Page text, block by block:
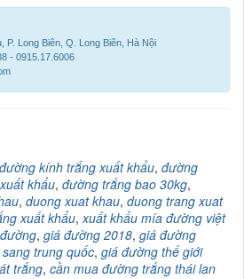
P. Long Biên, Q. Long Biên, Hà Nội
- 0915.17.6006
đường kính trắng xuất khẩu, đường
khẩu, đường trắng bao 30kg,
, duong xuat khau, duong trang xuat
xuất khẩu,xuất khẩu mía đường việt
, giá đường 2018, giá đường
trung quốc, giá đường thế giới
trắng, cần mua đường trắng thái lan